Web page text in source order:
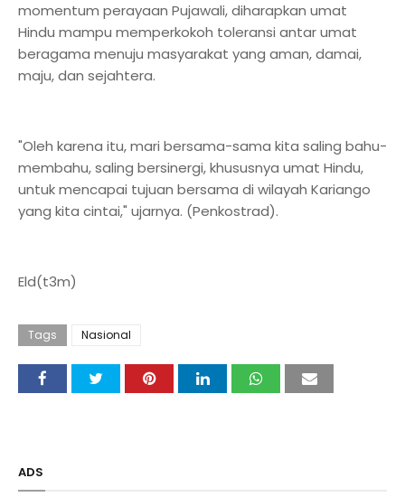
momentum perayaan Pujawali, diharapkan umat
Hindu mampu memperkokoh toleransi antar umat
beragama menuju masyarakat yang aman, damai,
maju, dan sejahtera.
"Oleh karena itu, mari bersama-sama kita saling bahu-
membahu, saling bersinergi, khususnya umat Hindu,
untuk mencapai tujuan bersama di wilayah Kariango
yang kita cintai," ujarnya. (Penkostrad).
Eld(t3m)
Tags Nasional
ADS